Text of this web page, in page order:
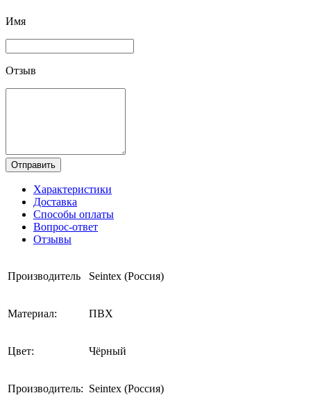
Имя
Отзыв
Отправить
Характеристики
Доставка
Способы оплаты
Вопрос-ответ
Отзывы
Производитель Seintex (Россия)
Материал: ПВХ
Цвет: Чёрный
Производитель: Seintex (Россия)